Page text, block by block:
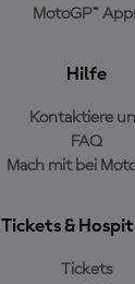
MotoGP™
Hilfe
Kontaktiere
FAQ
Mach mit bei
Tickets &
Tickets